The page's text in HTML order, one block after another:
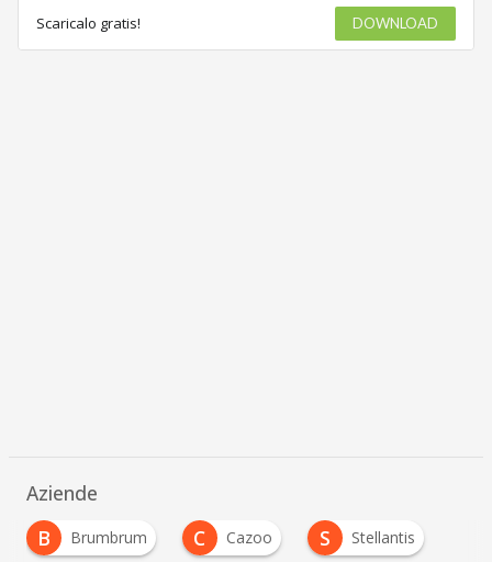
Scaricalo gratis! DOWNLOAD
Aziende
B
Brumbrum C Cazoo S Stellantis